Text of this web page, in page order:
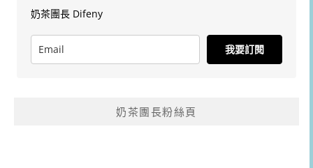
奶茶團長 Difeny
我要訂閱
奶茶團長粉絲頁